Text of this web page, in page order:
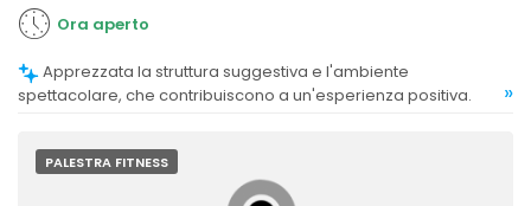
Ora aperto
spettacolare, che contribuiscono a un'esperienza positiva.
»
PALESTRA FITNESS